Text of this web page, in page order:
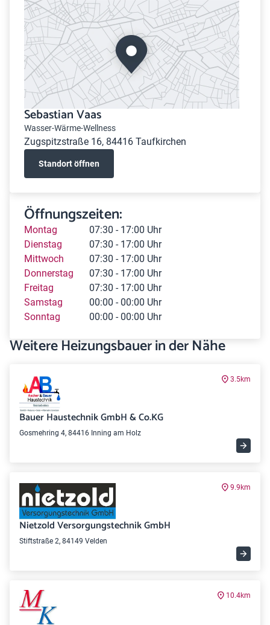
Sebastian Vaas
Wasser-Wärme-Wellness
Zugspitzstraße 16, 84416 Taufkirchen
Standort öffnen
Öffnungszeiten:
Montag
07:30 - 17:00 Uhr
Dienstag
07:30 - 17:00 Uhr
Mittwoch
07:30 - 17:00 Uhr
Donnerstag
07:30 - 17:00 Uhr
Freitag
07:30 - 17:00 Uhr
Samstag
00:00 - 00:00 Uhr
Sonntag
00:00 - 00:00 Uhr
Weitere Heizungsbauer in der Nähe
3.5km
Bauer Haustechnik GmbH & Co.KG
Gosmehring 4, 84416 Inning am Holz
9.9km
Nietzold Versorgungstechnik GmbH
Stiftstraße 2, 84149 Velden
10.4km